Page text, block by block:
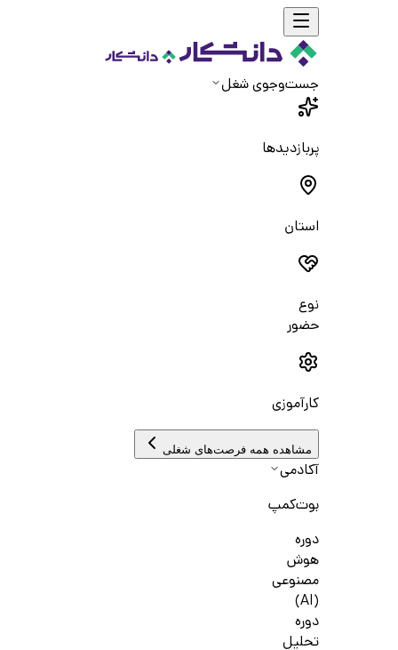
جست‌و‌جوی شغل
پربازدیدها
استان
نوع
حضور
کارآموزی
مشاهده همه فرصت‌های شغلی
آکادمی
بوت‌کمپ
دوره
هوش
مصنوعی
(AI)
دوره
تحلیل